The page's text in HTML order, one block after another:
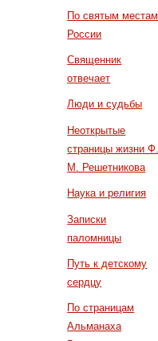
По святым местам
России
Священник
отвечает
Люди и судьбы
Неоткрытые
страницы жизни Ф.
М. Решетникова
Наука и религия
Записки
паломницы
Путь к детскому
сердцу
По страницам
Альманаха